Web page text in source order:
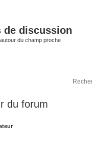
de discussion
du champ proche
du forum